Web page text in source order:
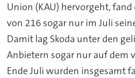
Union (KAU) hervorgeht,
von 216 sogar nur im Juli
Damit lag Skoda unter den
Anbietern sogar nur auf dem
Ende Juli wurden insgesamt